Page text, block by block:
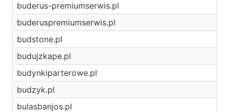
buderus-premiumserwis.pl
buderuspremiumserwis.pl
budstone.pl
budujzkape.pl
budynkiparterowe.pl
budzyk.pl
bulasbanjos.pl